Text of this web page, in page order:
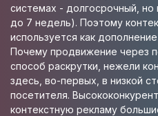
системах - долгосрочный,
до 7 недель). Поэтому
используется как
Почему продвижение через
способ раскрутки, нежели
здесь, во-первых, в низкой
посетителя.
контекстную рекламу